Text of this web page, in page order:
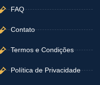
FAQ
Contato
Termos e Condições
Política de Privacidade